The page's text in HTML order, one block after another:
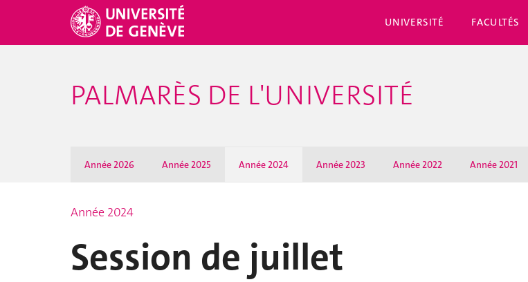
UNIVERSITÉ FACULTÉS
PALMARÈS DE L'UNIVERSITÉ
Année 2026 Année 2025 Année 2024 Année 2023 Année 2022 Année 2021
Année 2024
Session de juillet